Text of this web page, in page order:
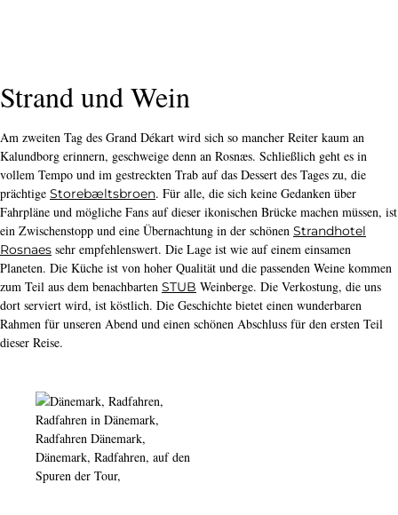
Strand und Wein
Am zweiten Tag des Grand Dékart wird sich so mancher Reiter kaum an
Kalundborg erinnern, geschweige denn an Rosnæs. Schließlich geht es in
vollem Tempo und im gestreckten Trab auf das Dessert des Tages zu, die
prächtige
Storebæltsbroen
. Für alle, die sich keine Gedanken über
Fahrpläne und mögliche Fans auf dieser ikonischen Brücke machen müssen, ist
ein Zwischenstopp und eine Übernachtung in der schönen
Strandhotel
Rosnaessehr empfehlenswert. Die Lage ist wie auf einem einsamen
Planeten. Die Küche ist von hoher Qualität und die passenden Weine kommen
zum Teil aus dem benachbartenSTUB
Weinberge. Die Verkostung, die uns
dort serviert wird, ist köstlich. Die Geschichte bietet einen wunderbaren
Rahmen für unseren Abend und einen schönen Abschluss für den ersten Teil